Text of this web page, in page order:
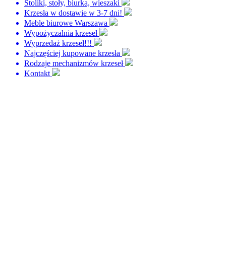
Stoliki, stoły, biurka, wieszaki
Krzesła w dostawie w 3-7 dni!
Meble biurowe Warszawa
Wypożyczalnia krzeseł
Wyprzedaż krzeseł!!!
Najczęściej kupowane krzesła
Rodzaje mechanizmów krzeseł
Kontakt